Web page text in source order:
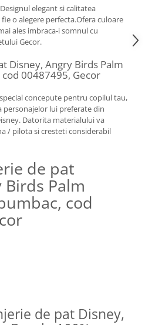
elegant si calitatea
o alegere perfecta.Ofera culoare
ales imbraca-i somnul cu
Gecor.
Disney, Angry Birds Palm
00487495, Gecor
concepute pentru copilul tau,
lui preferate din
Datorita materialului va
/ pilota si cresteti considerabil
de pat
Birds Palm
cod
de pat Disney,